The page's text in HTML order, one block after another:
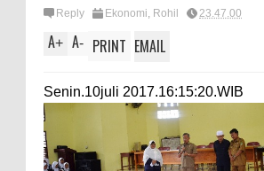
Reply Ekonomi, Rohil 23.47.00
A+ A- PRINT EMAIL
Senin.10juli 2017.16:15:20.WIB